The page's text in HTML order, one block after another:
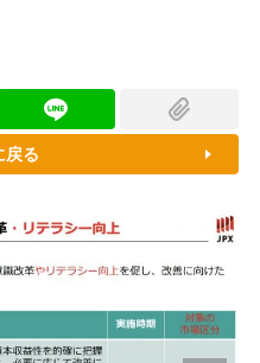
戻る